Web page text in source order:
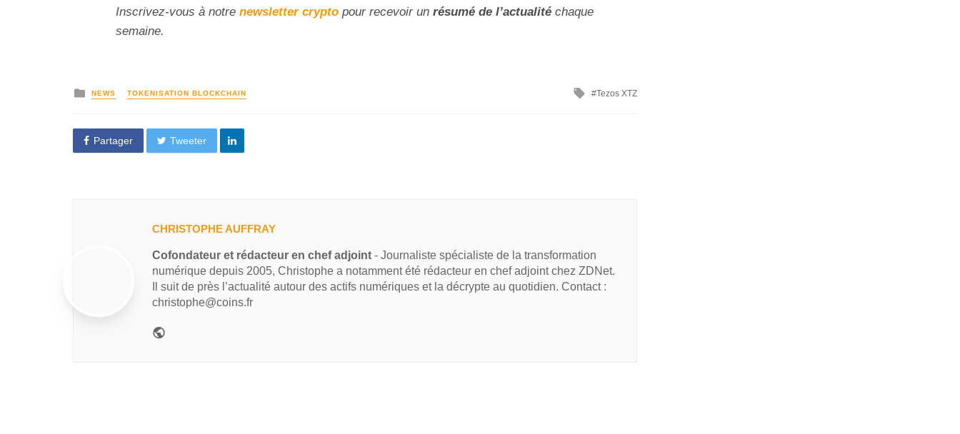
Inscrivez-vous à notre newsletter crypto pour recevoir un résumé de l’actualité chaque
semaine.
NEWS TOKENISATION BLOCKCHAIN Tezos XTZ
Partager Tweeter
CHRISTOPHE AUFFRAY
Cofondateur et rédacteur en chef adjoint - Journaliste spécialiste de la transformation
numérique depuis 2005, Christophe a notamment été rédacteur en chef adjoint chez ZDNet.
Il suit de près l’actualité autour des actifs numériques et la décrypte au quotidien. Contact :
christophe@coins.fr